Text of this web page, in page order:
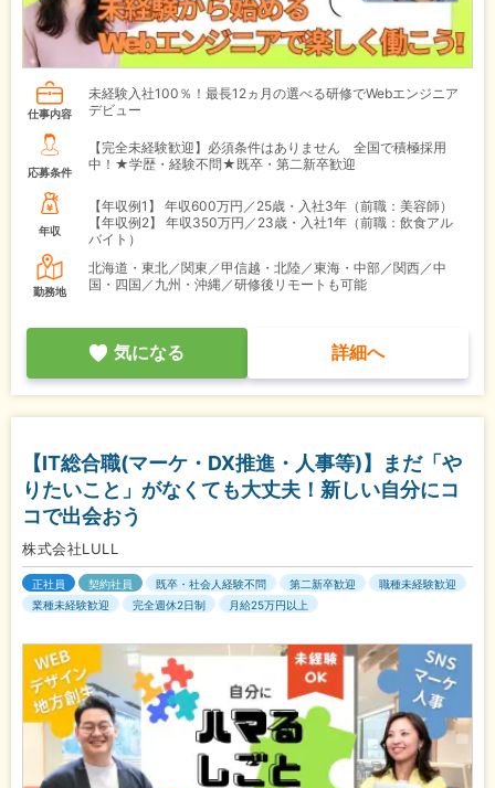
仕事内容
未経験入社100％！最長12ヵ月の選べる研修でWebエンジニア
デビュー
応募条件
【完全未経験歓迎】必須条件はありません 全国で積極採用
中！★学歴・経験不問★既卒・第二新卒歓迎
年収
【年収例1】
年収600万円／25歳・入社3年（前職：美容師）
【年収例2】
年収350万円／23歳・入社1年（前職：飲食アル
バイト）
勤務地
北海道・東北／関東／甲信越・北陸／東海・中部／関西／中
国・四国／九州・沖縄／研修後リモートも可能
気になる 詳細へ
【IT総合職(マーケ・DX推進・人事等)】まだ「や
りたいこと」がなくても大丈夫！新しい自分にコ
コで出会おう
株式会社LULL
正社員 契約社員 既卒・社会人経験不問 第二新卒歓迎
職種未経験歓迎
業種未経験歓迎
完全週休2日制 月給25万円以上